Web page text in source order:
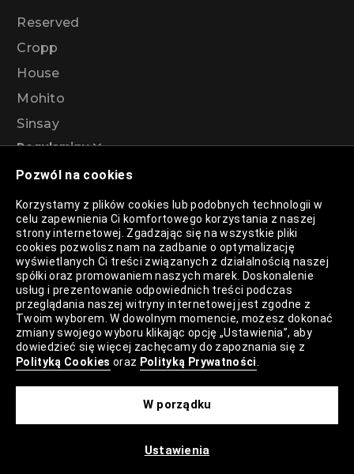
Pozwól na cookies
Korzystamy z plików cookies lub podobnych technologii w
celu zapewnienia Ci komfortowego korzystania z naszej
strony internetowej. Zgadzając się na wszystkie pliki
cookies pozwolisz nam na zadbanie o optymalizację
wyświetlanych Ci treści związanych z działalnością naszej
spółki oraz promowaniem naszych marek. Doskonalenie
usług i prezentowanie odpowiednich treści podczas
przeglądania naszej witryny internetowej jest zgodne z
Twoim wyborem. W dowolnym momencie, możesz dokonać
zmiany swojego wyboru klikając opcję „Ustawienia”, aby
dowiedzieć się więcej zachęcamy do zapoznania się z
Polityką Cookies oraz Polityką Prywatności
Ustawienia
W porządku
Reserved
Cropp
House
Mohito
Sinsay
Regulaminy
Regulamin akcji promocyjnej – Program
rabatowy 99%
Polityka Prywatności
Polityka Plików Cookies
Lista Plików Cookies
Lista Zaufanych Partnerów
Ustawienia Cookies